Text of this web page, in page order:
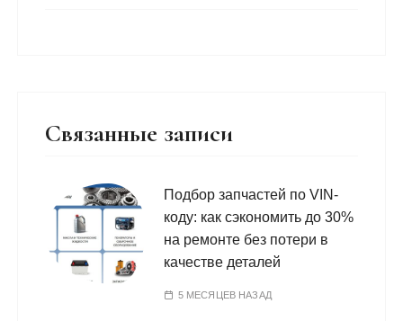
Связанные записи
Подбор запчастей по VIN-
коду: как сэкономить до 30%
на ремонте без потери в
качестве деталей
5 МЕСЯЦЕВ НАЗАД